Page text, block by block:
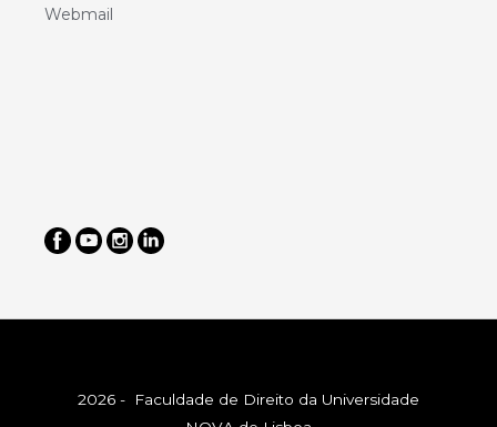
Webmail
2026 - Faculdade de Direito da Universidade